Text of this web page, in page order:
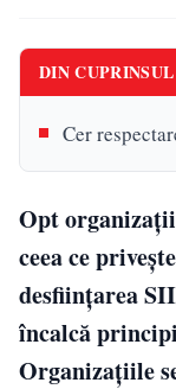
DIN
Cer
Opt
ceea ce
desființarea
încalcă
Organizațiile